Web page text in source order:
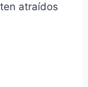
atraídos